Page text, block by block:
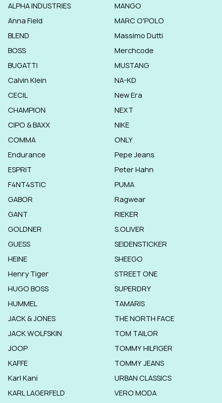
ALPHA INDUSTRIES
Anna Field
BLEND
BOSS
BUGATTI
Calvin Klein
CECIL
CHAMPION
CIPO & BAXX
COMMA
Endurance
ESPRIT
F4NT4STIC
GABOR
GANT
GOLDNER
GUESS
HEINE
Henry Tiger
HUGO BOSS
HUMMEL
JACK & JONES
JACK WOLFSKIN
JOOP
KAFFE
Karl Kani
KARL LAGERFELD
MANGO
MARC O'POLO
Massimo Dutti
Merchcode
MUSTANG
NA-KD
New Era
NEXT
NIKE
ONLY
Pepe Jeans
Peter Hahn
PUMA
Ragwear
RIEKER
S.OLIVER
SEIDENSTICKER
SHEEGO
STREET ONE
SUPERDRY
TAMARIS
THE NORTH FACE
TOM TAILOR
TOMMY HILFIGER
TOMMY JEANS
URBAN CLASSICS
VERO MODA